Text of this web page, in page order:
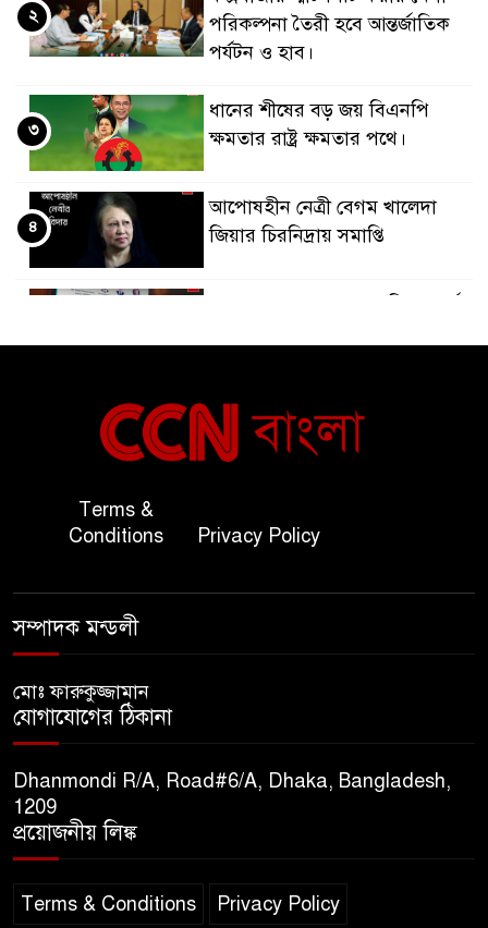
পরিকল্পনা তৈরী হবে আন্তর্জাতিক
পর্যটন ও হাব।
২
ধানের শীষের বড় জয় বিএনপি
ক্ষমতার রাষ্ট্র ক্ষমতার পথে।
৩
আপোষহীন নেত্রী বেগম খালেদা
জিয়ার চিরনিদ্রায় সমাপ্তি
৪
বাংলাদেশ ও কুয়েত: সেনাপ্রধান এবং
সহ-পররাষ্ট্রমন্ত্রীর সৌজন্য সাক্ষাৎ
অতিরিক্ত পুলিশ মহাপরিদর্শক
বিপিআই-এর জ্বালানি প্রশিক্ষণ
৯
সুমাইয়া হারুন: মিস মাল্টিন্যাশনাল
১০
Terms &
Conditions
Privacy Policy
সম্পাদক মন্ডলী
মোঃ ফারুকুজ্জামান
যোগাযোগের ঠিকানা
Dhanmondi R/A, Road#6/A, Dhaka, Bangladesh,
1209
প্রয়োজনীয় লিঙ্ক
Terms & Conditions Privacy Policy